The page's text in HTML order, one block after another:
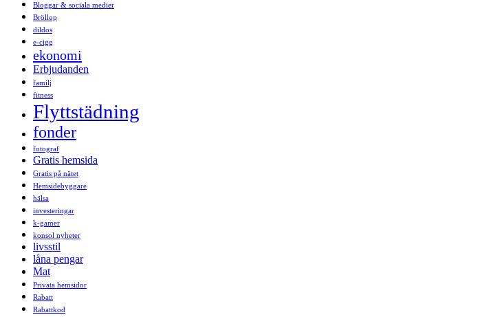
Bloggar & sociala medier
Bröllop
dildos
e-cigg
ekonomi
Erbjudanden
familj
fitness
Flyttstädning
fonder
fotograf
Gratis hemsida
Gratis på nätet
Hemsidebyggare
hälsa
investeringar
k-gamer
konsol nyheter
livsstil
låna pengar
Mat
Privata hemsidor
Rabatt
Rabattkod